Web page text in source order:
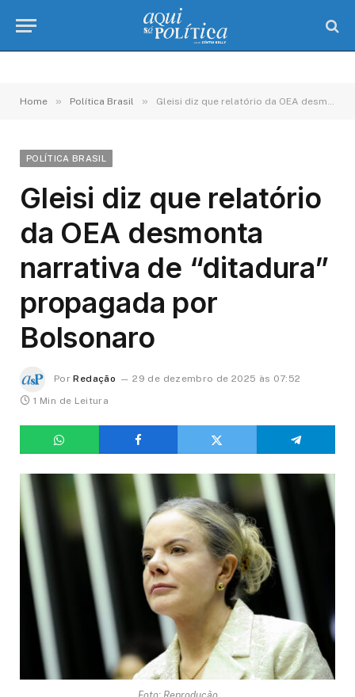
Home » Política Brasil » Gleisi diz que relatório da OEA desmonta narrativa de “ditadura” propagada por Bolsonaro
POLÍTICA BRASIL
Gleisi diz que relatório
da OEA desmonta
narrativa de “ditadura”
propagada por
Bolsonaro
Por Redação
29 de dezembro de 2025 às 07:52
1 Min de Leitura